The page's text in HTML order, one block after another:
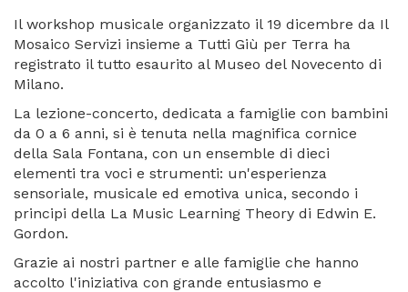
Il workshop musicale organizzato il 19 dicembre da Il
Mosaico Servizi insieme a Tutti Giù per Terra ha
registrato il tutto esaurito al Museo del Novecento di
Milano.
La lezione-concerto, dedicata a famiglie con bambini
da 0 a 6 anni, si è tenuta nella magnifica cornice
della Sala Fontana, con un ensemble di dieci
elementi tra voci e strumenti: un'esperienza
sensoriale, musicale ed emotiva unica, secondo i
principi della La Music Learning Theory di Edwin E.
Gordon.
Grazie ai nostri partner e alle famiglie che hanno
accolto l'iniziativa con grande entusiasmo e